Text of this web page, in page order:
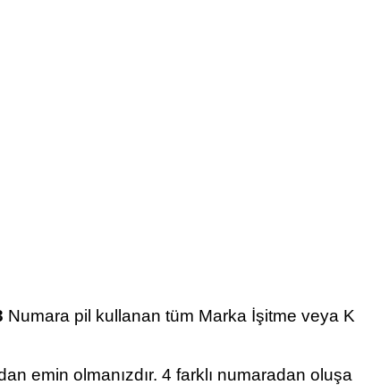
Numara pil kullanan tüm Marka İşitme veya K
emin olmanızdır. 4 farklı numaradan oluşa